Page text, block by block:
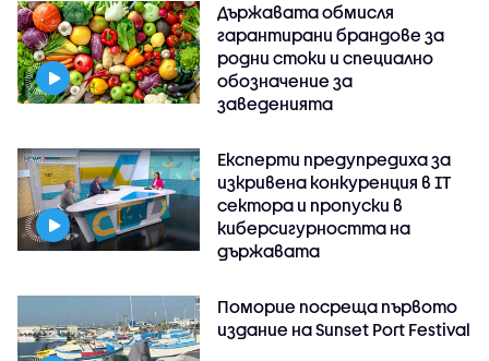
Държавата обмисля
гарантирани брандове за
родни стоки и специално
обозначение за
заведенията
Експерти предупредиха за
изкривена конкуренция в IT
сектора и пропуски в
киберсигурността на
държавата
Поморие посреща първото
издание на Sunset Port Festival